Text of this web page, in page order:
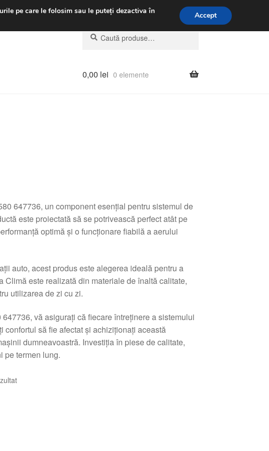
- 4 p.m.031 229 6816
Caută
după:
Caută
0,00 lei 0 elemente
647736, un component esențial pentru sistemul de
este proiectată să se potrivească perfect atât pe
optimă și o funcționare fiabilă a aerului
auto, acest produs este alegerea ideală pentru a
este realizată din materiale de înaltă calitate,
utilizarea de zi cu zi.
vă asigurați că fiecare întreținere a sistemului
să fie afectat și achiziționați această
dumneavoastră. Investiția în piese de calitate,
pe termen lung.
pe care le folosim sau le puteți dezactiva în Accept